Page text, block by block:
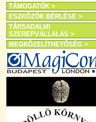
TÁMOGATÓK >
ESZKÖZÖK BÉRLÉSE >
TÁRSADALMI
SZEREPVÁLLALÁS >
MEGKÖZELÍTHETŐSÉG >